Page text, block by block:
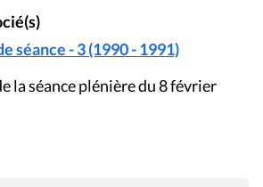
séance - 3 (1990 - 1991)
la séance plénière du 8 février